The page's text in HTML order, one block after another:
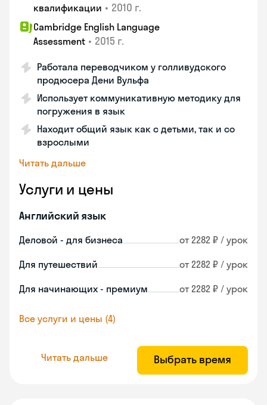
квалификации • 2010 г.
Cambridge English Language
Assessment • 2015 г.
Работала переводчиком у голливудского
продюсера Дени Вульфа
Использует коммуникативную методику для
погружения в язык
Находит общий язык как с детьми, так и со
взрослыми
Читать дальше
Услуги и цены
Английский язык
Деловой - для бизнеса от 2282 ₽ / урок
Для путешествий от 2282 ₽ / урок
Для начинающих - премиум от 2282 ₽ / урок
Все услуги и цены (4)
Читать дальше Выбрать время